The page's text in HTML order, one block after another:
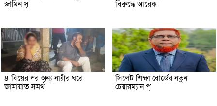
জামিন স্ বিরুদ্ধে আরেক
৪ বিয়ের পর অন্য নারীর ঘরে
জামায়াত সমর্থ
সিলেট শিক্ষা বোর্ডের নতুন
চেয়ারম্যান প্